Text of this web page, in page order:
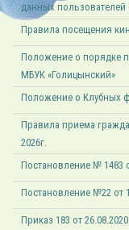
данных пользователей
Правила посещения
Положение о порядке
МБУК «Голицынский»
Положение о Клубных
Правила приема
2026г.
Постановление № 1483
Постановление №22 от
Приказ 183 от